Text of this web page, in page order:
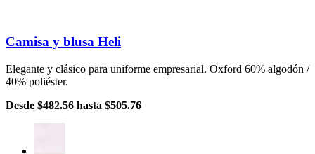
Camisa y blusa Heli
Elegante y clásico para uniforme empresarial. Oxford 60% algodón /
40% poliéster.
Desde $482.56 hasta $505.76